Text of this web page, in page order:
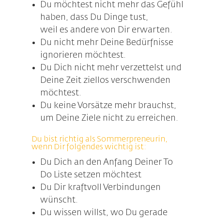
Du möchtest nicht mehr das Gefühl
haben, dass Du Dinge tust,
weil es andere von Dir erwarten.
Du nicht mehr Deine Bedürfnisse
ignorieren möchtest.
Du Dich nicht mehr verzettelst und
Deine Zeit ziellos verschwenden
möchtest.
Du keine Vorsätze mehr brauchst,
um Deine Ziele nicht zu erreichen.
Du bist richtig als Sommerpreneurin,
wenn Dir folgendes wichtig ist:
Du Dich an den Anfang Deiner To
Do Liste setzen möchtest
Du Dir kraftvoll Verbindungen
wünscht.
Du wissen willst, wo Du gerade